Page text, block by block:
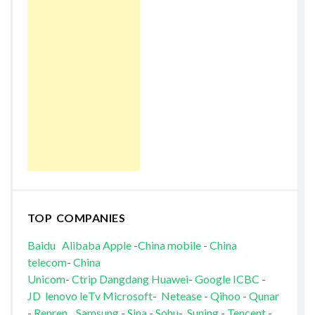
TOP COMPANIES
Baidu AlibabaApple-China mobile- China
telecom- China
Unicom- Ctrip Dangdang Huawei- Google ICBC -
JD lenovo leTv Microsoft- Netease- Qihoo - Qunar